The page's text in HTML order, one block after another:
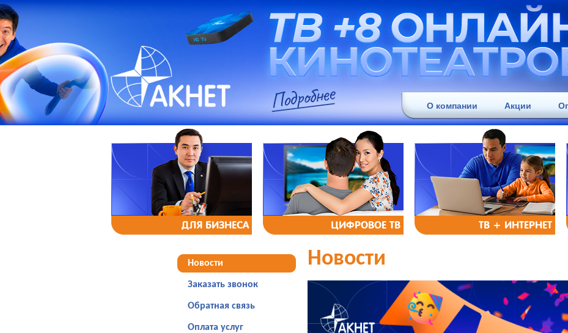
О компании Акции
ДЛЯ БИЗНЕСА ЦИФРОВОЕ ТВ ТВ + ИНТЕРНЕТ
Новости
Заказать звонок
Обратная связь
Оплата услуг
Новости